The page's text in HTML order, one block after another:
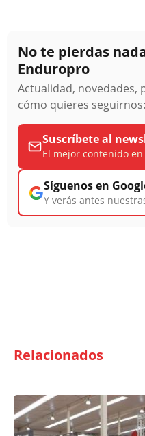
No te pierdas
Enduropro
Actualidad, novedades,
cómo quieres seguirnos:
Suscríbete al
El mejor contenido
Síguenos en
Y verás antes
Relacionados